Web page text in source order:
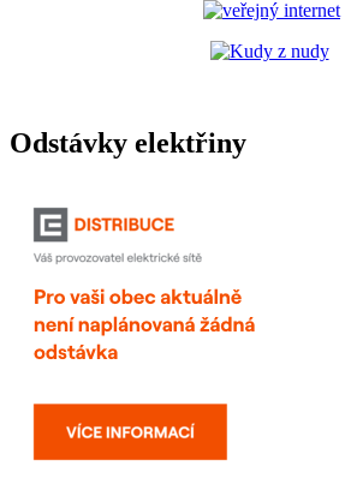
Odstávky elektřiny